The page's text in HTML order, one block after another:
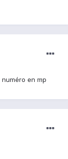
en mp